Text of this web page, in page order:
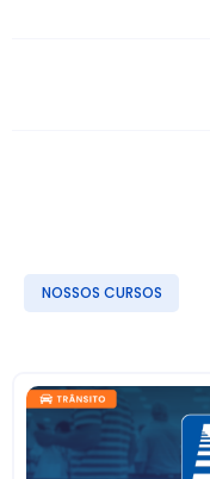
NOSSOS CURSOS